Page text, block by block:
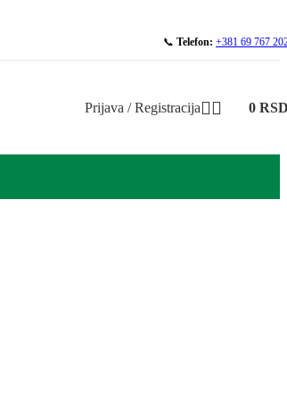
📞 Telefon: +381 69 767
Prijava / Registracija 0